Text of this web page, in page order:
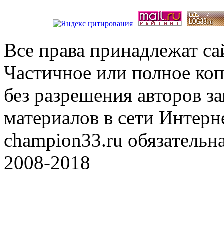
Все права принадлежат
Частичное или полное
без разрешения авторов
материалов в сети
champion33.ru
2008-2018